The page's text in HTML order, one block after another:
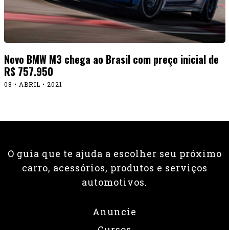
Novo BMW M3 chega ao Brasil com preço inicial de
R$ 757.950
08 • ABRIL • 2021
O guia que te ajuda a escolher seu próximo
carro, acessórios, produtos e serviços
automotivos.
Anuncie